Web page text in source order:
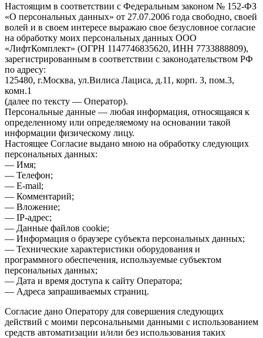
Настоящим в соответствии с Федеральным законом № 152-ФЗ
«О персональных данных» от 27.07.2006 года свободно, своей
волей и в своем интересе выражаю свое безусловное согласие
на обработку моих персональных данных ООО
«ЛифтКомплект» (ОГРН 1147746835620, ИНН 7733888809),
зарегистрированным в соответствии с законодательством РФ
по адресу:
125480, г.Москва, ул.Вилиса Лациса, д.11, корп. 3, пом.3,
комн.1
(далее по тексту — Оператор).
Персональные данные — любая информация, относящаяся к
определенному или определяемому на основании такой
информации физическому лицу.
Настоящее Согласие выдано мною на обработку следующих
персональных данных:
— Имя;
— Телефон;
— E-mail;
— Комментарий;
— Вложение;
— IP-адрес;
— Данные файлов cookie;
— Информация о браузере субъекта персональных данных;
— Технические характеристики оборудования и
программного обеспечения, используемые субъектом
персональных данных;
— Дата и время доступа к сайту Оператора;
— Адреса запрашиваемых страниц.
Согласие дано Оператору для совершения следующих
действий с моими персональными данными с использованием
средств автоматизации и/или без использования таких